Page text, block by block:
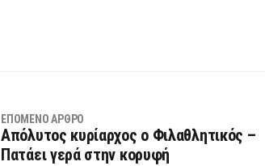
ΕΠΌΜΕΝΟ ΆΡΘΡΟ
Απόλυτος κυρίαρχος ο Φιλαθλητικός –
Πατάει γερά στην κορυφή